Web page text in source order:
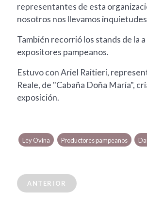
representantes de esta
nosotros nos llevamos
También recorrió los stands de la
expositores pampeanos.
Estuvo con Ariel Raitieri,
Reale, de "Cabaña Doña María",
exposición.
Ley Ovina Productores pampeanos
ANTERIOR